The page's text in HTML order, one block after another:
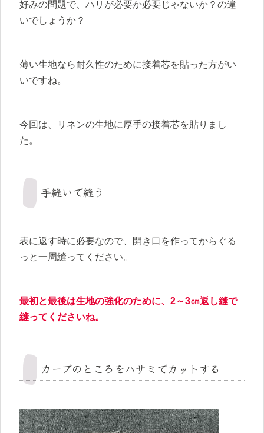
好みの問題で、ハリが必要か必要じゃないか？の違
いでしょうか？
薄い生地なら耐久性のために接着芯を貼った方がい
いですね。
今回は、リネンの生地に厚手の接着芯を貼りまし
た。
手縫いで縫う
表に返す時に必要なので、開き口を作ってからぐる
っと一周縫ってください。
最初と最後は生地の強化のために、2～3㎝返し縫で
縫ってくださいね。
カーブのところをハサミでカットする